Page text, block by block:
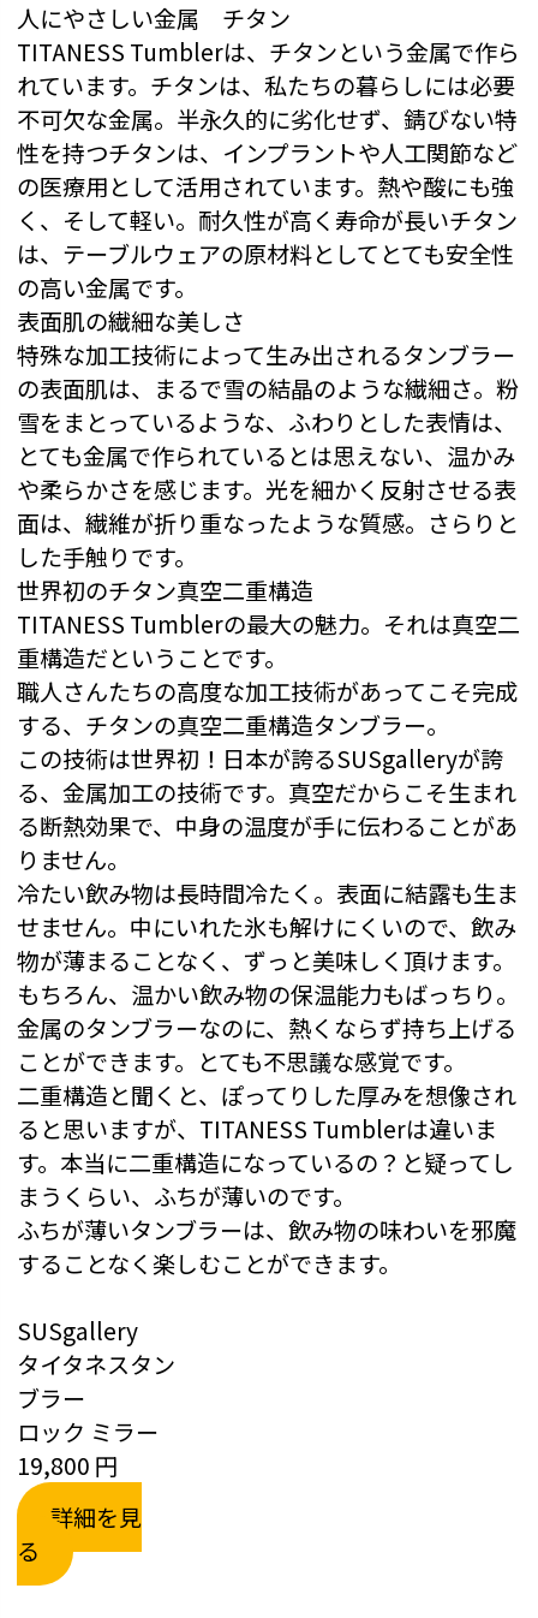
人にやさしい金属 チタン
TITANESS Tumblerは、チタンという金属で作ら
れています。チタンは、私たちの暮らしには必要
不可欠な金属。半永久的に劣化せず、錆びない特
性を持つチタンは、インプラントや人工関節など
の医療用として活用されています。熱や酸にも強
く、そして軽い。耐久性が高く寿命が長いチタン
は、テーブルウェアの原材料としてとても安全性
の高い金属です。
表面肌の繊細な美しさ
特殊な加工技術によって生み出されるタンブラー
の表面肌は、まるで雪の結晶のような繊細さ。粉
雪をまとっているような、ふわりとした表情は、
とても金属で作られているとは思えない、温かみ
や柔らかさを感じます。光を細かく反射させる表
面は、繊維が折り重なったような質感。さらりと
した手触りです。
世界初のチタン真空二重構造
TITANESS Tumblerの最大の魅力。それは真空二
重構造だということです。
職人さんたちの高度な加工技術があってこそ完成
する、チタンの真空二重構造タンブラー。
この技術は世界初！日本が誇るSUSgalleryが誇
る、金属加工の技術です。真空だからこそ生まれ
る断熱効果で、中身の温度が手に伝わることがあ
りません。
冷たい飲み物は長時間冷たく。表面に結露も生ま
せません。中にいれた氷も解けにくいので、飲み
物が薄まることなく、ずっと美味しく頂けます。
もちろん、温かい飲み物の保温能力もばっちり。
金属のタンブラーなのに、熱くならず持ち上げる
ことができます。とても不思議な感覚です。
二重構造と聞くと、ぽってりした厚みを想像され
ると思いますが、TITANESS Tumblerは違いま
す。本当に二重構造になっているの？と疑ってし
まうくらい、ふちが薄いのです。
ふちが薄いタンブラーは、飲み物の味わいを邪魔
することなく楽しむことができます。
SUSgallery
タイタネスタン
ブラー
ロック ミラー
19,800 円
詳細を見
る